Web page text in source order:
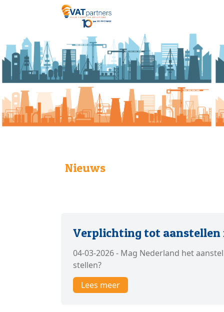
Nieuws
Verplichting tot aanstellen
04-03-2026 - Mag Nederland het
stellen?
Lees meer